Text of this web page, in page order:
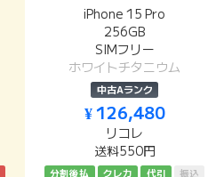
iPhone 15 Pro
256GB
SIMフリー
ホワイトチタニウム
中古Aランク
¥ 126,480
リコレ
送料550円
分割後払 クレカ 代引 振込